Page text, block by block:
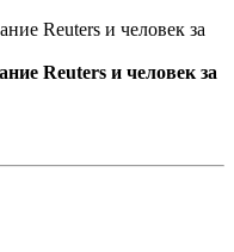
Reuters и человек за